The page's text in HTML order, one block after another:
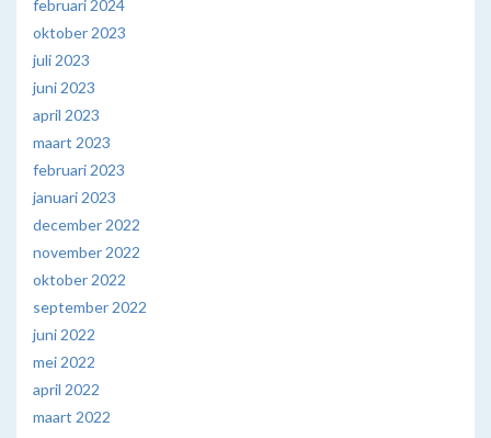
februari 2024
oktober 2023
juli 2023
juni 2023
april 2023
maart 2023
februari 2023
januari 2023
december 2022
november 2022
oktober 2022
september 2022
juni 2022
mei 2022
april 2022
maart 2022